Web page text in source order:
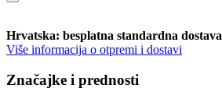
Hrvatska: besplatna standardna dostava
Više informacija o otpremi i dostavi
Značajke i prednosti